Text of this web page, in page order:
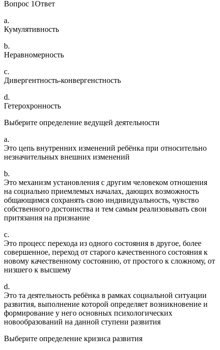
Вопрос 1Ответ
a.
Кумулятивность
b.
Неравномерность
c.
Дивергентность-конвергенстность
d.
Гетерохронность
Выберите определение ведущей деятельности
a.
Это цепь внутренних изменений ребёнка при относительно
незначительных внешних изменений
b.
Это механизм установления с другим человеком отношения
на социально приемлемых началах, дающих возможность
общающимся сохранять свою индивидуальность, чувство
собственного достоинства и тем самым реализовывать свои
притязания на признание
c.
Это процесс перехода из одного состояния в другое, более
совершенное, переход от старого качественного состояния к
новому качественному состоянию, от простого к сложному, от
низшего к высшему
d.
Это та деятельность ребёнка в рамках социальной ситуации
развития, выполнение которой определяет возникновение и
формирование у него основных психологических
новообразований на данной ступени развития
Выберите определение кризиса развития